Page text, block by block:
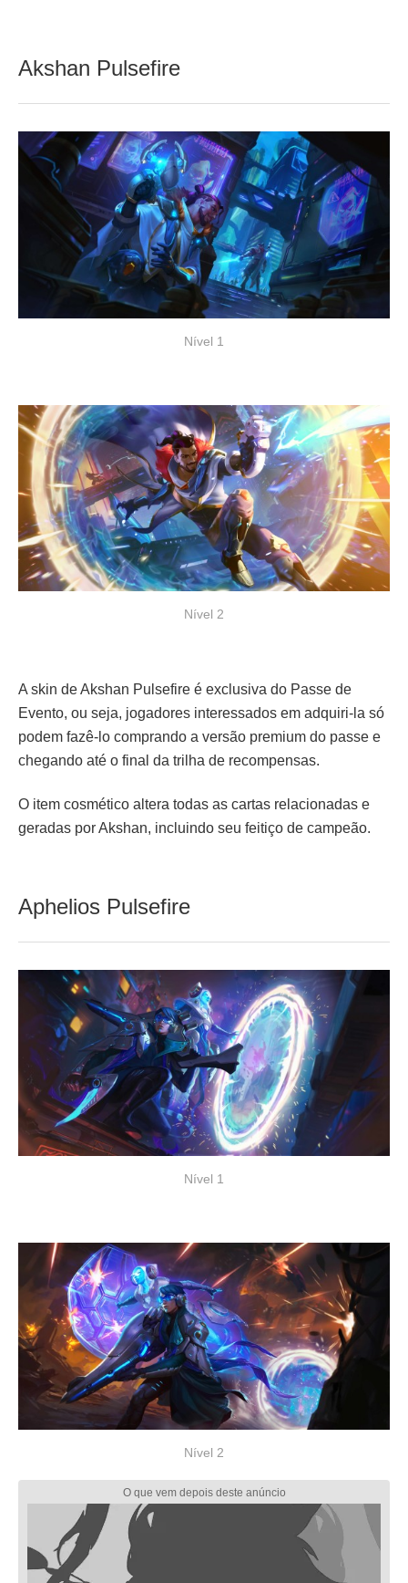
Akshan Pulsefire
Nível 1
Nível 2
A skin de Akshan Pulsefire é exclusiva do Passe de
Evento, ou seja, jogadores interessados em adquiri-la só
podem fazê-lo comprando a versão premium do passe e
chegando até o final da trilha de recompensas.
O item cosmético altera todas as cartas relacionadas e
geradas por Akshan, incluindo seu feitiço de campeão.
Aphelios Pulsefire
Nível 1
Nível 2